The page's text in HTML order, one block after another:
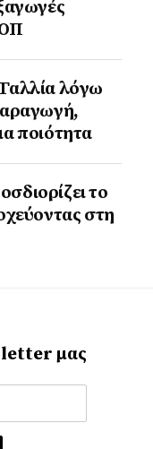
λόγω
ποιότητα
το
στη
μας